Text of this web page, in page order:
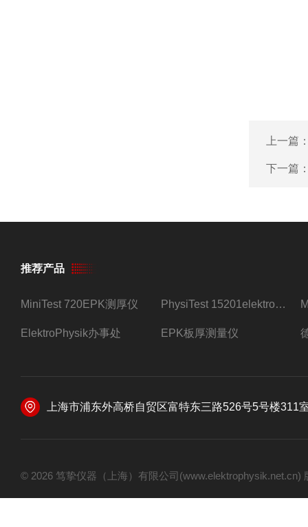
上一篇
下一篇
推荐产品
MiniTest 720EPK测厚仪 PhysiTest 15201elektrophysik测厚仪
ElektroPhysik办事处 EPK板厚测量仪
上海市浦东外高桥自贸区富特东三路526号5号楼311
© 2026 笃挚仪器（上海）有限公司